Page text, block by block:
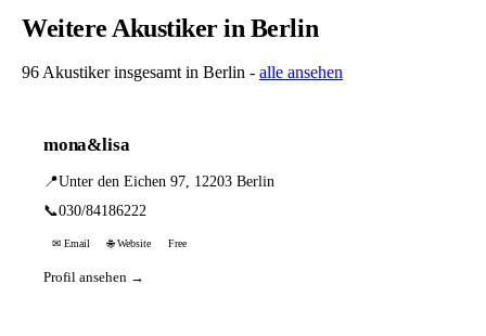
Weitere Akustiker in Berlin
96 Akustiker insgesamt in Berlin - alle ansehen
mona&lisa
📍Unter den Eichen 97, 12203 Berlin
📞030/84186222
✉ Email 🌐 Website Free
Profil ansehen →